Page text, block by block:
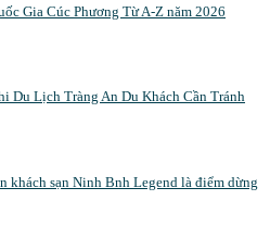
Gia Cúc Phương Từ A-Z năm 2026
Du Lịch Tràng An Du Khách Cần Tránh
khách sạn Ninh Bnh Legend là điểm dừng